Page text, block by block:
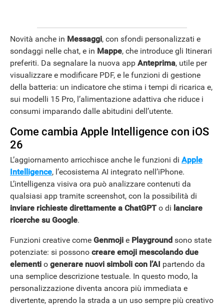
Novità anche in Messaggi, con sfondi personalizzati e
sondaggi nelle chat, e in Mappe, che introduce gli Itinerari
preferiti. Da segnalare la nuova app Anteprima, utile per
visualizzare e modificare PDF, e le funzioni di gestione
della batteria: un indicatore che stima i tempi di ricarica e,
sui modelli 15 Pro, l’alimentazione adattiva che riduce i
consumi imparando dalle abitudini dell’utente.
Come cambia Apple Intelligence con iOS
26
L’aggiornamento arricchisce anche le funzioni di Apple
Intelligence, l’ecosistema AI integrato nell’iPhone.
L’intelligenza visiva ora può analizzare contenuti da
qualsiasi app tramite screenshot, con la possibilità di
inviare richieste direttamente a ChatGPT o di lanciare
ricerche su Google.
Funzioni creative come Genmoji e Playground sono state
potenziate: si possono creare emoji mescolando due
elementi o generare nuovi simboli con l’AI partendo da
una semplice descrizione testuale. In questo modo, la
personalizzazione diventa ancora più immediata e
divertente, aprendo la strada a un uso sempre più creativo